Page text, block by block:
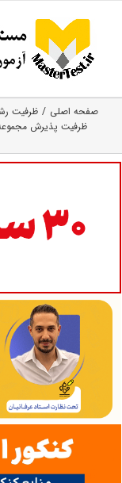
content
صفحه اصلی ظرفیت